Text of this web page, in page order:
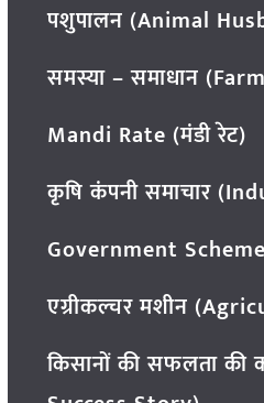
पशुपालन (Animal
समस्या – समाधान
Mandi Rate (मंडी रेट)
कृषि कंपनी समाचार
Government
एग्रीकल्चर मशीन
किसानों की सफलता की